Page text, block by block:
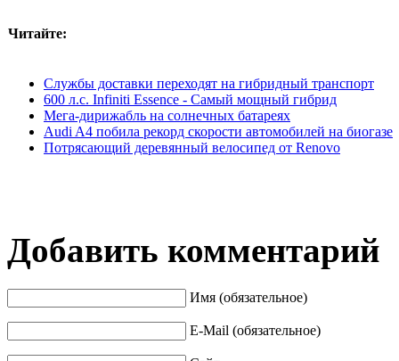
Читайте:
Cлужбы доставки переходят на гибридный транспорт
600 л.с. Infiniti Essence - Самый мощный гибрид
Мега-дирижабль на солнечных батареях
Audi A4 побила рекорд скорости автомобилей на биогазе
Потрясающий деревянный велосипед от Renovo
Добавить комментарий
Имя (обязательное)
E-Mail (обязательное)